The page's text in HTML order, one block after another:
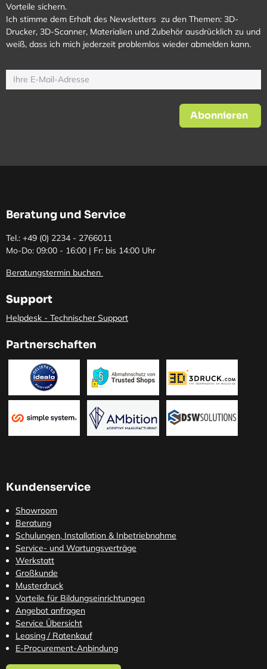
Vorteile sichern.
Ich stimme dem Erhalt des Newsletters zu den Themen: 3D-
Drucker, 3D-Scanner, Materialien und Zubehör ausdrücklich zu und
weiß, dass ich mich jederzeit problemlos wieder abmelden kann.
Abonnieren
Beratung und Service
Tel.: +49 (0) 2234 - 2766011
Mo-Do: 09:00 - 16:00 | Fr: bis 14:00 Uhr
Beratungstermin buchen
Support
Helpdesk - Technischer Support
Partnerschaften
Kundenservice
Showroom
Beratung
Schulungen, Installation & Inbetriebnahme
Service- und Wartungsverträge
Werkstatt
Großkunde
Musterdruck
Vorteile für Bildungseinrichtungen
Angebot anfragen
Service Übersicht
Leasing / Ratenkauf
E-Procurement-Anbindung